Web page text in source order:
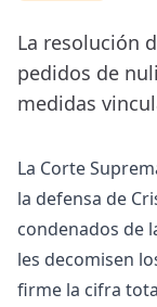
La resolución
pedidos de
medidas
La Corte
la defensa de
condenados de
les decomisen
firme la cifra